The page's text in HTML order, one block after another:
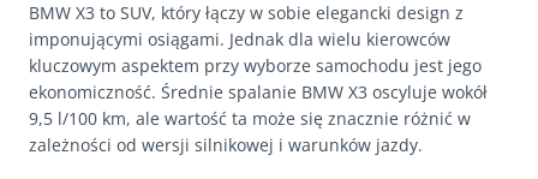
BMW X3 to SUV, który łączy w sobie elegancki design z
imponującymi osiągami. Jednak dla wielu kierowców
kluczowym aspektem przy wyborze samochodu jest jego
ekonomiczność. Średnie spalanie BMW X3 oscyluje wokół
9,5 l/100 km, ale wartość ta może się znacznie różnić w
zależności od wersji silnikowej i warunków jazdy.